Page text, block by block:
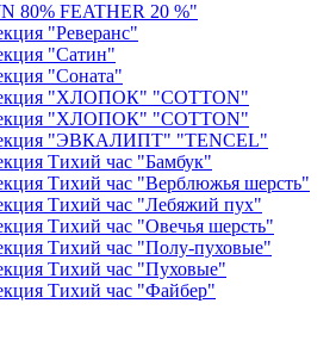
80% FEATHER 20 %"
"Реверанс"
"Сатин"
"Соната"
"ХЛОПОК" "COTTON"
"ХЛОПОК" "COTTON"
"ЭВКАЛИПТ" "TENCEL"
Тихий час "Бамбук"
Тихий час "Верблюжья шерсть"
Тихий час "Лебяжий пух"
Тихий час "Овечья шерсть"
Тихий час "Полу-пуховые"
Тихий час "Пуховые"
Тихий час "Файбер"